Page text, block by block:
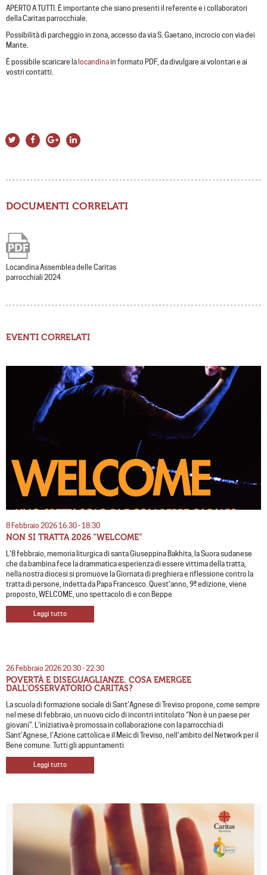
APERTO A TUTTI. È importante che siano presenti il referente e i collaboratori
della Caritas parrocchiale.
Possibilità di parcheggio in zona, accesso da via S. Gaetano, incrocio con via dei
Mante.
È possibile scaricare lalocandinain formato PDF, da divulgare ai volontari e ai
vostri contatti.
DOCUMENTI CORRELATI
Locandina Assemblea delle Caritas
parrocchiali 2024
EVENTI CORRELATI
8 Febbraio 2026 16:30 - 18:30
NON SI TRATTA 2026 “WELCOME”
L’8 febbraio, memoria liturgica di santa Giuseppina Bakhita, la Suora sudanese
che da bambina fece la drammatica esperienza di essere vittima della tratta,
nella nostra diocesi si promuove la Giornata di preghiera e riflessione contro la
tratta di persone, indetta da Papa Francesco. Quest’anno, 9ª edizione, viene
proposto, WELCOME, uno spettacolo di e con Beppe
Leggi tutto
26 Febbraio 2026 20:30 - 22:30
POVERTÀ E DISEGUAGLIANZE. COSA EMERGEE
DALL’OSSERVATORIO CARITAS?
La scuola di formazione sociale di Sant’Agnese di Treviso propone, come sempre
nel mese di febbraio, un nuovo ciclo di incontri intitolato “Non è un paese per
giovani”. L’iniziativa è promossa in collaborazione con la parrocchia di
Sant’Agnese, l’Azione cattolica e il Meic di Treviso, nell’ambito del Network per il
Bene comune. Tutti gli appuntamenti
Leggi tutto